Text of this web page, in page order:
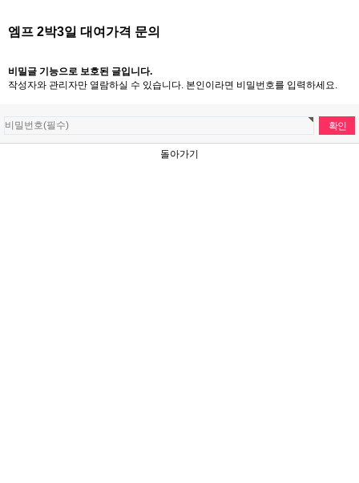
엠프 2박3일 대여가격 문의
비밀글 기능으로 보호된 글입니다.
작성자와 관리자만 열람하실 수 있습니다. 본인이라면 비밀번호를 입력하세요.
돌아가기